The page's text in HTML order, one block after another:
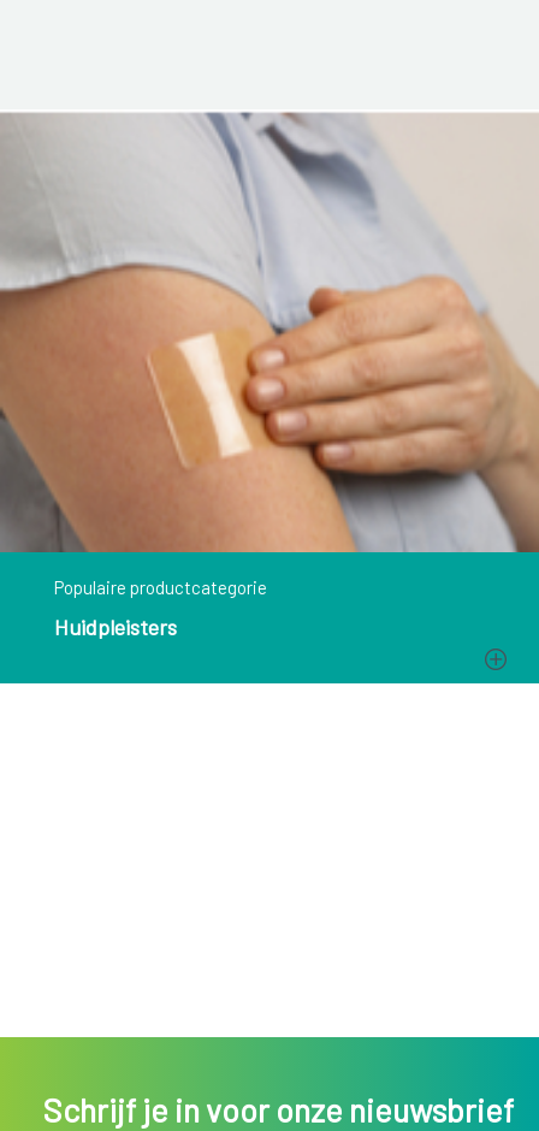
Populaire productcategorie
Huidpleisters
Schrijf je in voor onze nieuwsbrief